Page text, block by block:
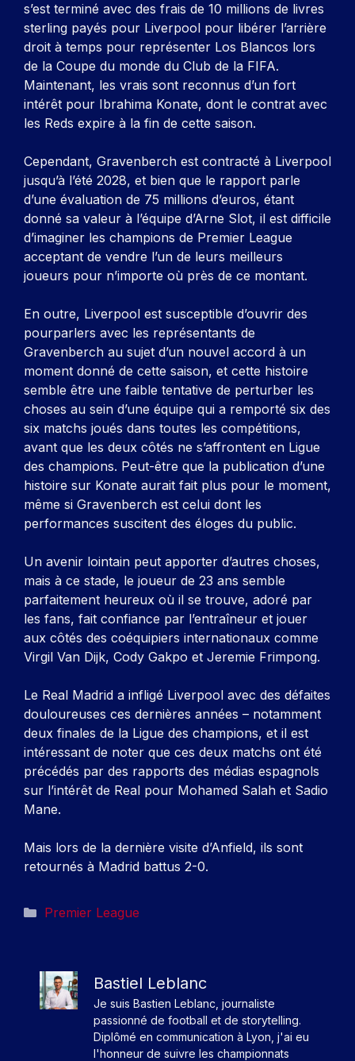
s’est terminé avec des frais de 10 millions de livres
sterling payés pour Liverpool pour libérer l’arrière
droit à temps pour représenter Los Blancos lors
de la Coupe du monde du Club de la FIFA.
Maintenant, les vrais sont reconnus d’un fort
intérêt pour Ibrahima Konate, dont le contrat avec
les Reds expire à la fin de cette saison.
Cependant, Gravenberch est contracté à Liverpool
jusqu’à l’été 2028, et bien que le rapport parle
d’une évaluation de 75 millions d’euros, étant
donné sa valeur à l’équipe d’Arne Slot, il est difficile
d’imaginer les champions de Premier League
acceptant de vendre l’un de leurs meilleurs
joueurs pour n’importe où près de ce montant.
En outre, Liverpool est susceptible d’ouvrir des
pourparlers avec les représentants de
Gravenberch au sujet d’un nouvel accord à un
moment donné de cette saison, et cette histoire
semble être une faible tentative de perturber les
choses au sein d’une équipe qui a remporté six des
six matchs joués dans toutes les compétitions,
avant que les deux côtés ne s’affrontent en Ligue
des champions. Peut-être que la publication d’une
histoire sur Konate aurait fait plus pour le moment,
même si Gravenberch est celui dont les
performances suscitent des éloges du public.
Un avenir lointain peut apporter d’autres choses,
mais à ce stade, le joueur de 23 ans semble
parfaitement heureux où il se trouve, adoré par
les fans, fait confiance par l’entraîneur et jouer
aux côtés des coéquipiers internationaux comme
Virgil Van Dijk, Cody Gakpo et Jeremie Frimpong.
Le Real Madrid a infligé Liverpool avec des défaites
douloureuses ces dernières années – notamment
deux finales de la Ligue des champions, et il est
intéressant de noter que ces deux matchs ont été
précédés par des rapports des médias espagnols
sur l’intérêt de Real pour Mohamed Salah et Sadio
Mane.
Mais lors de la dernière visite d’Anfield, ils sont
retournés à Madrid battus 2-0.
Catégories
Premier League
Bastiel Leblanc
Je suis Bastien Leblanc, journaliste
passionné de football et de storytelling.
Diplômé en communication à Lyon, j'ai eu
l'honneur de suivre les championnats